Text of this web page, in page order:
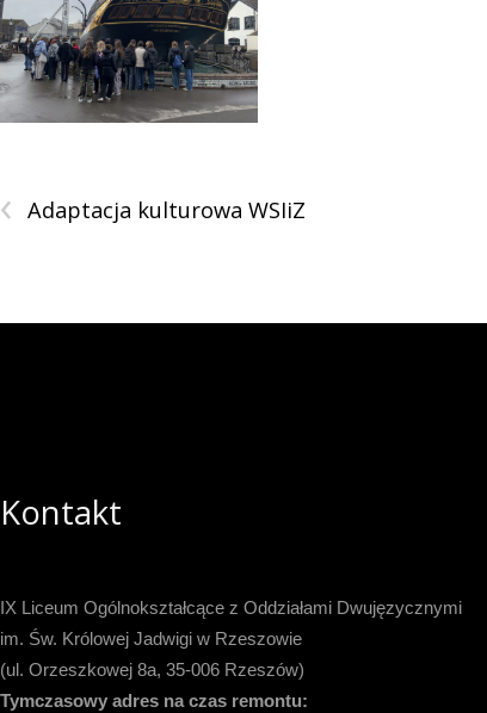
‹ Adaptacja kulturowa WSIiZ
Kontakt
IX Liceum Ogólnokształcące z Oddziałami Dwujęzycznymi
im. Św. Królowej Jadwigi w Rzeszowie
(ul. Orzeszkowej 8a, 35-006 Rzeszów)
Tymczasowy adres na czas remontu: